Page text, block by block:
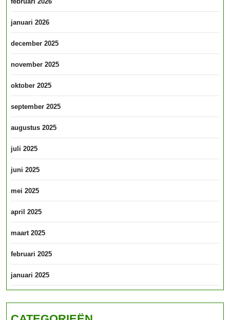
januari 2026
december 2025
november 2025
oktober 2025
september 2025
augustus 2025
juli 2025
juni 2025
mei 2025
april 2025
maart 2025
februari 2025
januari 2025